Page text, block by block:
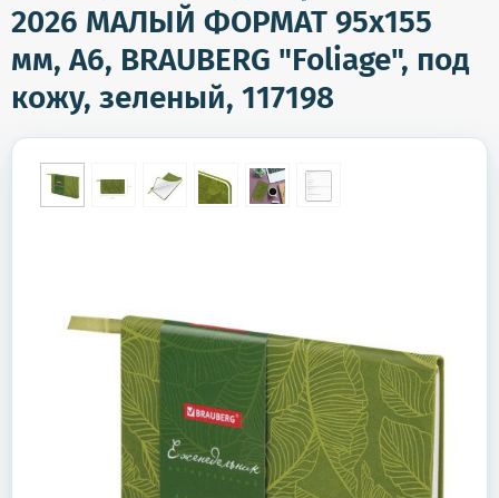
2026 МАЛЫЙ ФОРМАТ 95х155
мм, А6, BRAUBERG "Foliage", под
кожу, зеленый, 117198